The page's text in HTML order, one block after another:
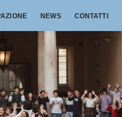
NEWS CONTATTI